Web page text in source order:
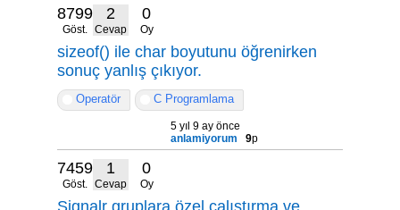
8799
Göst.
2
Cevap
0
Oy
sizeof() ile char boyutunu öğrenirken
sonuç yanlış çıkıyor.
Operatör C Programlama
5 yıl 9 ay önce
anlamiyorum
9p
7459
Göst.
1
Cevap
0
Oy
Signalr gruplara özel çalıştırma ve